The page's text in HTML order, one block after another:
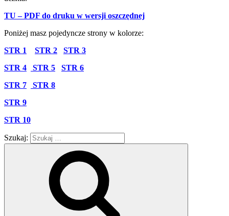
TU – PDF do druku w wersji oszczędnej
Poniżej masz pojedyncze strony w kolorze:
STR 1
STR 2
STR 3
STR 4
STR 5
STR 6
STR 7
STR 8
STR 9
STR 10
Szukaj: